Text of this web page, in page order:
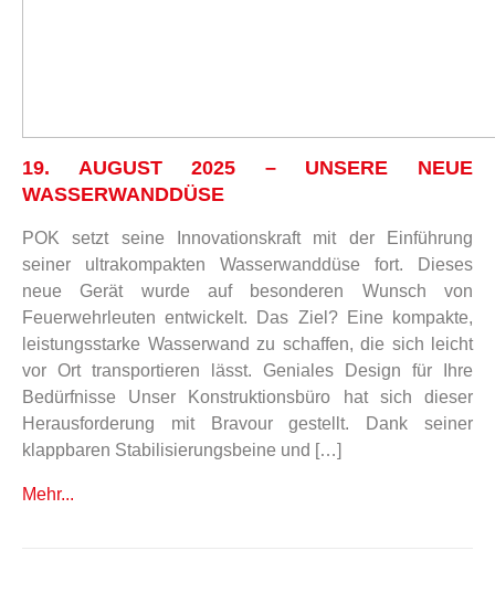
19. AUGUST 2025 – UNSERE NEUE
WASSERWANDDÜSE
POK setzt seine Innovationskraft mit der Einführung
seiner ultrakompakten Wasserwanddüse fort. Dieses
neue Gerät wurde auf besonderen Wunsch von
Feuerwehrleuten entwickelt. Das Ziel? Eine kompakte,
leistungsstarke Wasserwand zu schaffen, die sich leicht
vor Ort transportieren lässt. Geniales Design für Ihre
Bedürfnisse Unser Konstruktionsbüro hat sich dieser
Herausforderung mit Bravour gestellt. Dank seiner
klappbaren Stabilisierungsbeine und […]
Mehr...